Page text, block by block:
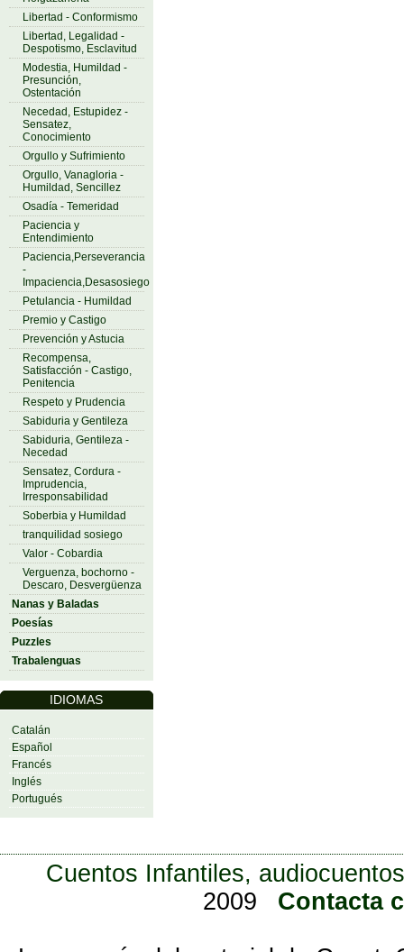
Libertad - Conformismo
Libertad, Legalidad -
Despotismo, Esclavitud
Modestia, Humildad -
Presunción,
Ostentación
Necedad, Estupidez -
Sensatez,
Conocimiento
Orgullo y Sufrimiento
Orgullo, Vanagloria -
Humildad, Sencillez
Osadía - Temeridad
Paciencia y
Entendimiento
Paciencia,Perseverancia
-
Impaciencia,Desasosiego
Petulancia - Humildad
Premio y Castigo
Prevención y Astucia
Recompensa,
Satisfacción - Castigo,
Penitencia
Respeto y Prudencia
Sabiduria y Gentileza
Sabiduria, Gentileza -
Necedad
Sensatez, Cordura -
Imprudencia,
Irresponsabilidad
Soberbia y Humildad
tranquilidad sosiego
Valor - Cobardia
Verguenza, bochorno -
Descaro, Desvergüenza
Nanas y Baladas
Poesías
Puzzles
Trabalenguas
IDIOMAS
Catalán
Español
Francés
Inglés
Portugués
Cuentos Infantiles,
2009
Contacta